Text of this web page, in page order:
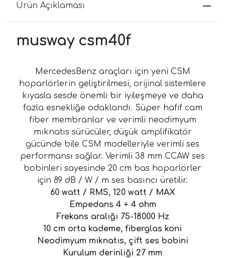
Ürün Açıklaması
musway csm40f
MercedesBenz araçları için yeni CSM
hoparlörlerin geliştirilmesi, orijinal sistemlere
kıyasla sesde önemli bir iyileşmeye ve daha
fazla esnekliğe odaklandı. Süper hafif cam
fiber membranlar ve verimli neodimyum
mıknatıs sürücüler, düşük amplifikatör
gücünde bile CSM modelleriyle verimli ses
performansı sağlar. Verimli 38 mm CCAW ses
bobinleri sayesinde 20 cm bas hoparlörler
için 89 dB / W / m ses basıncı üretilir.
60 watt / RMS, 120 watt / MAX
Empedans 4 + 4 ohm
Frekans aralığı 75-18000 Hz
10 cm orta kademe, fiberglas koni
Neodimyum mıknatıs, çift ses bobini
Kurulum derinliği 27 mm